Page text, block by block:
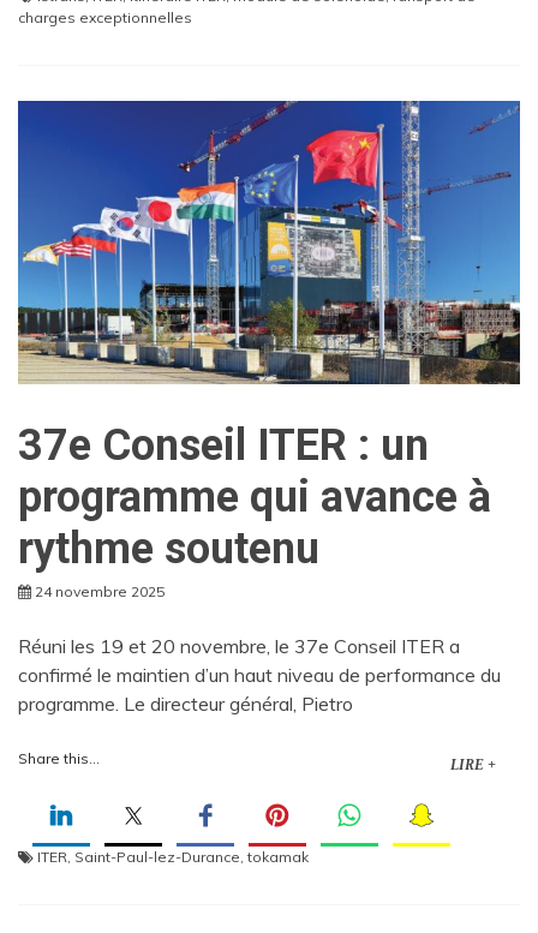
charges exceptionnelles
37e Conseil ITER : un
programme qui avance à
rythme soutenu
24 novembre 2025
Réuni les 19 et 20 novembre, le 37e Conseil ITER a
confirmé le maintien d’un haut niveau de performance du
programme. Le directeur général, Pietro
Share this... LIRE +
ITER Saint-Paul-lez-Durance ,tokamak